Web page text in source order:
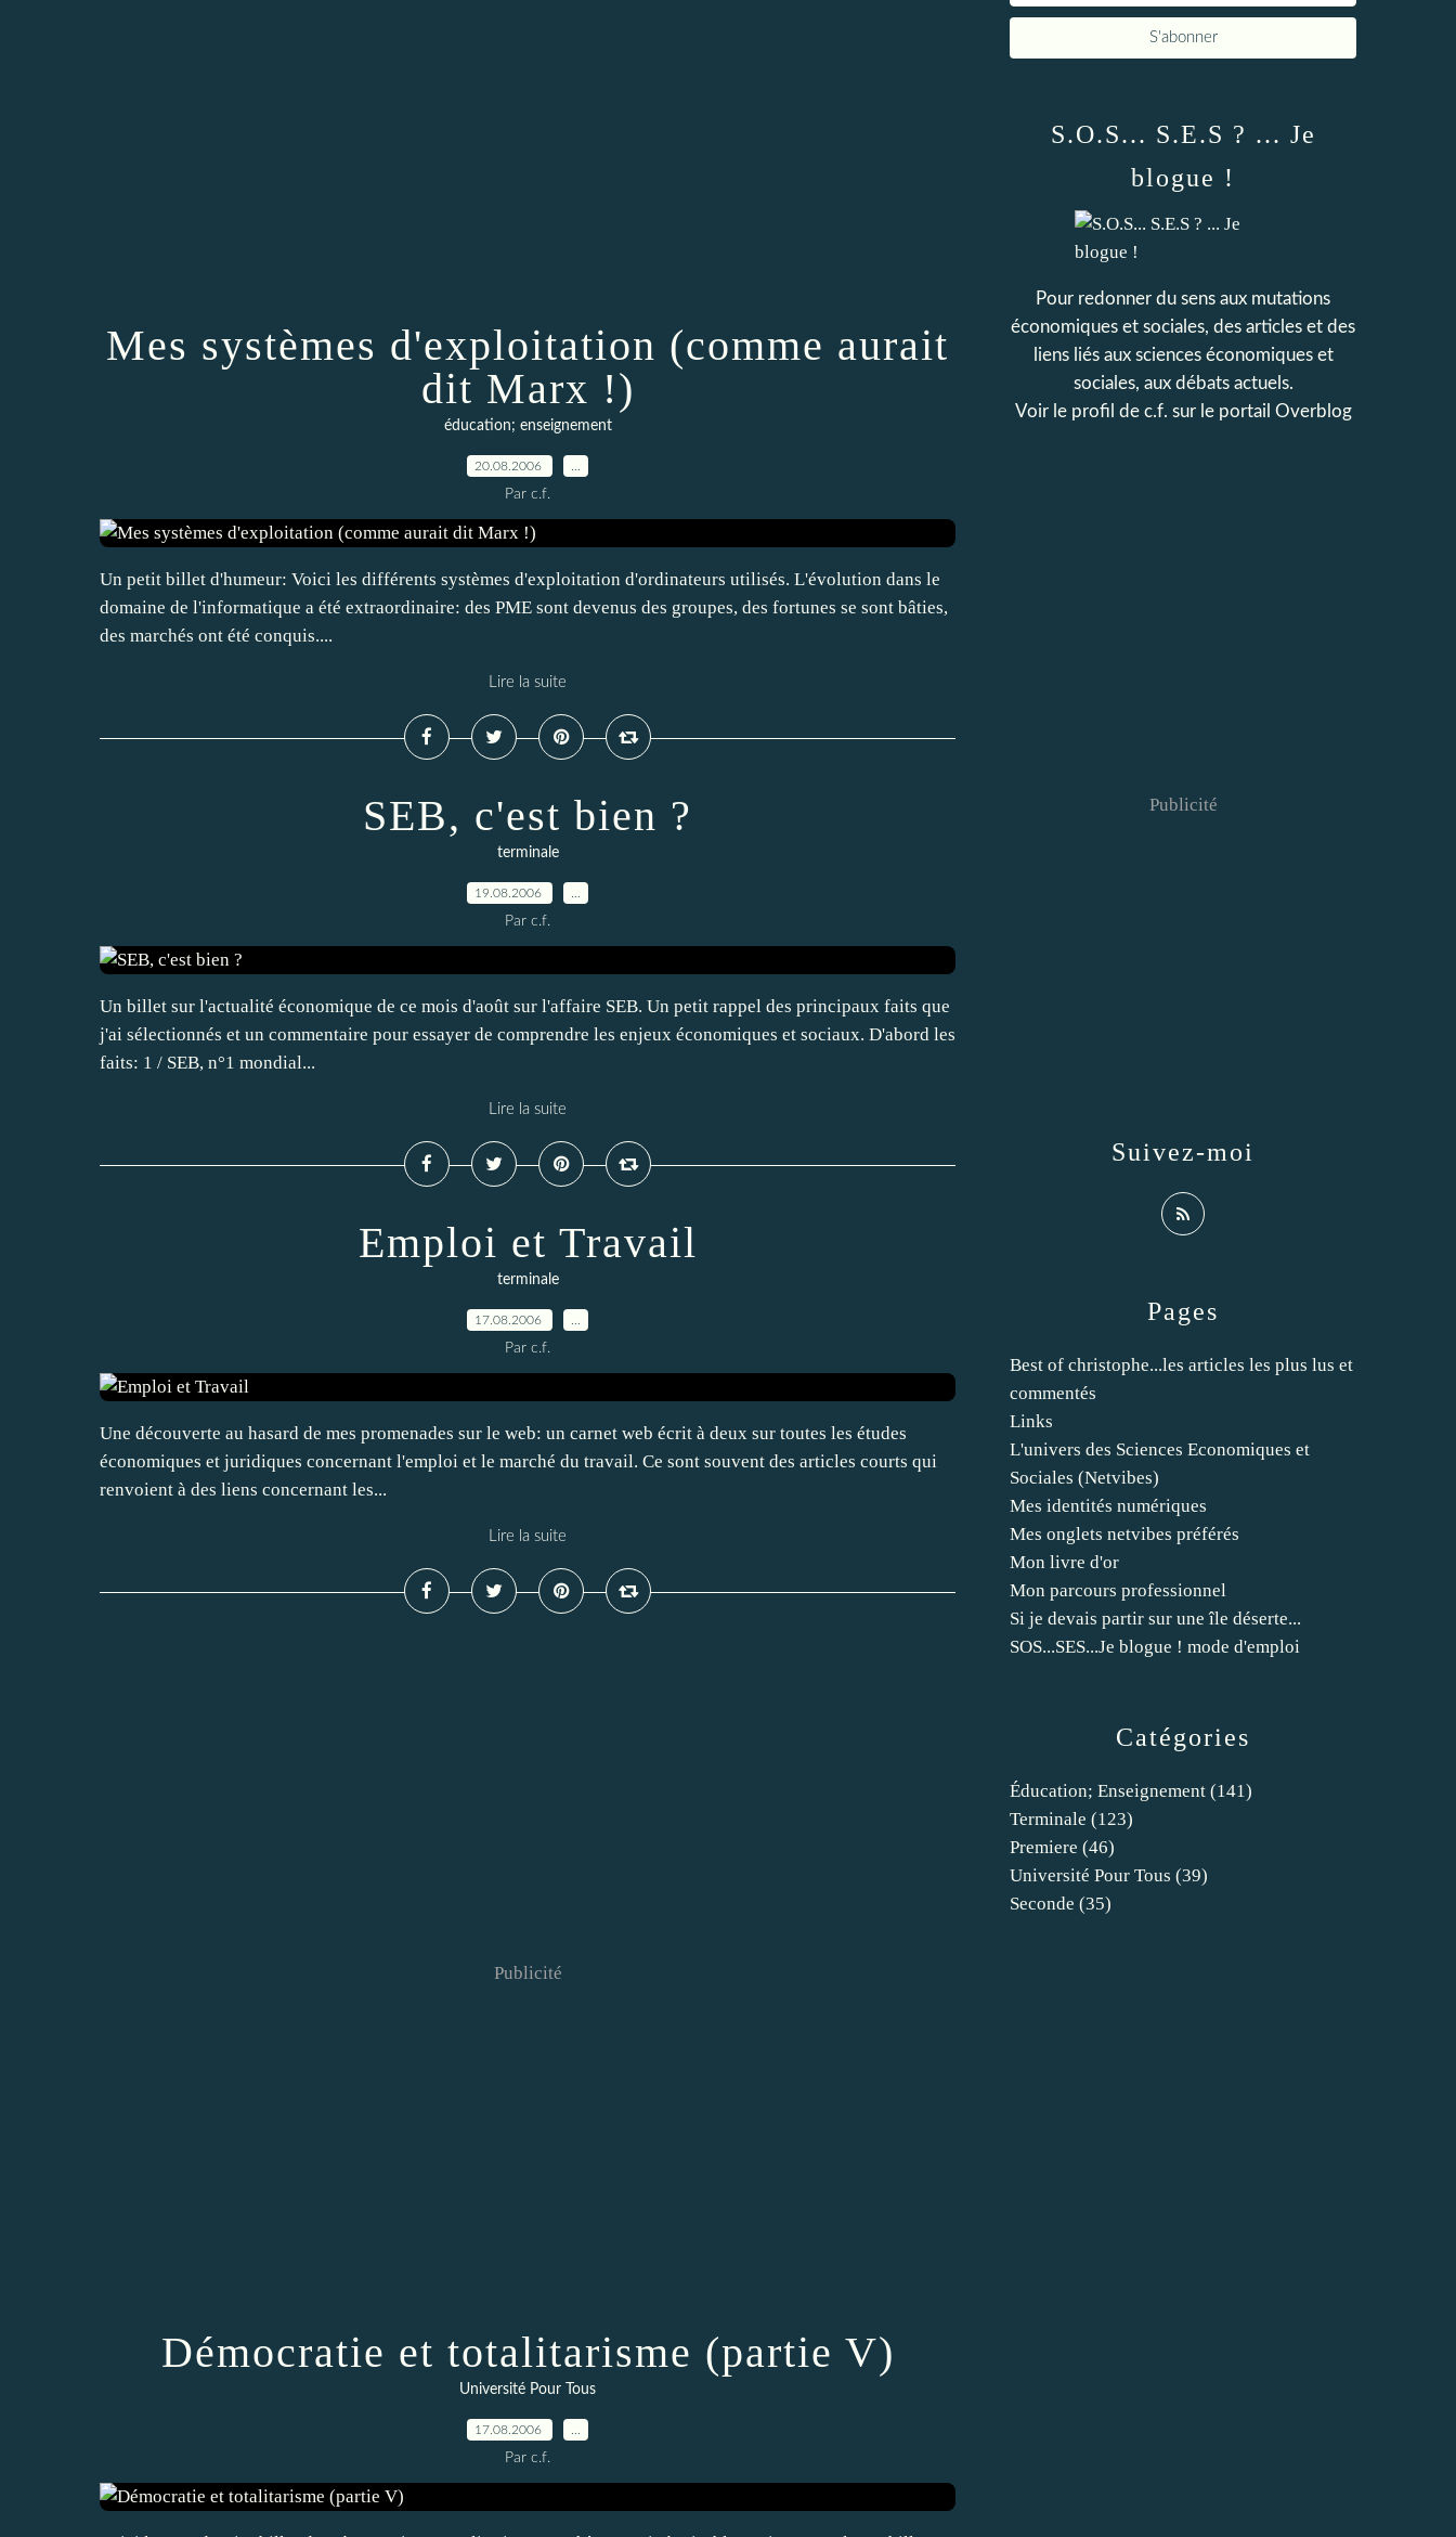
Mes systèmes d'exploitation (comme aurait
dit Marx !)
éducation; enseignement
20.08.2006
Par c.f.
Un petit billet d'humeur: Voici les différents systèmes d'exploitation d'ordinateurs utilisés. L'évolution dans le
domaine de l'informatique a été extraordinaire: des PME sont devenus des groupes, des fortunes se sont bâties,
des marchés ont été conquis....
Lire la suite
SEB, c'est bien ?
terminale
19.08.2006
Par c.f.
Un billet sur l'actualité économique de ce mois d'août sur l'affaire SEB. Un petit rappel des principaux faits que
j'ai sélectionnés et un commentaire pour essayer de comprendre les enjeux économiques et sociaux. D'abord les
faits: 1 / SEB, n°1 mondial...
Lire la suite
Emploi et Travail
terminale
17.08.2006
Par c.f.
Une découverte au hasard de mes promenades sur le web: un carnet web écrit à deux sur toutes les études
économiques et juridiques concernant l'emploi et le marché du travail. Ce sont souvent des articles courts qui
renvoient à des liens concernant les...
Lire la suite
Publicité
Démocratie et totalitarisme (partie V)
Université Pour Tous
17.08.2006
Par c.f.
Catégories
Éducation; Enseignement (141)
Terminale (123)
Premiere (46)
Université Pour Tous (39)
Seconde (35)
Pages
Best of christophe...les articles les plus lus et
commentés
Links
L'univers des Sciences Economiques et
Sociales (Netvibes)
Mes identités numériques
Mes onglets netvibes préférés
Mon livre d'or
Mon parcours professionnel
Si je devais partir sur une île déserte...
SOS...SES...Je blogue ! mode d'emploi
S.O.S... S.E.S ? ... Je
blogue !
Pour redonner du sens aux mutations
économiques et sociales, des articles et des
liens liés aux sciences économiques et
sociales, aux débats actuels.
Voir le profil de c.f. sur le portail Overblog
Suivez-moi
Publicité